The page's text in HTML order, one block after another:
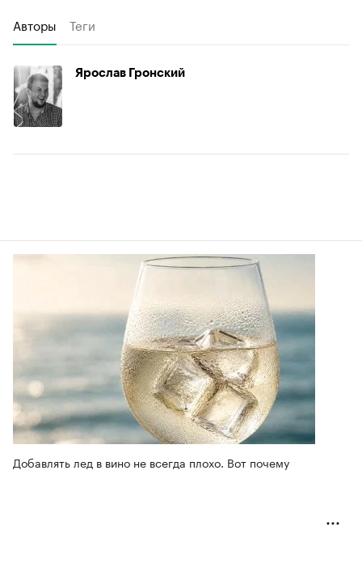
Авторы Теги
Ярослав Гронский
Добавлять лед в вино не всегда плохо. Вот почему